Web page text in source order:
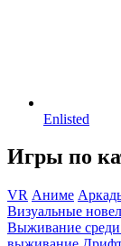
Enlisted
Игры по
VR Аниме
Визуальные
Выживание